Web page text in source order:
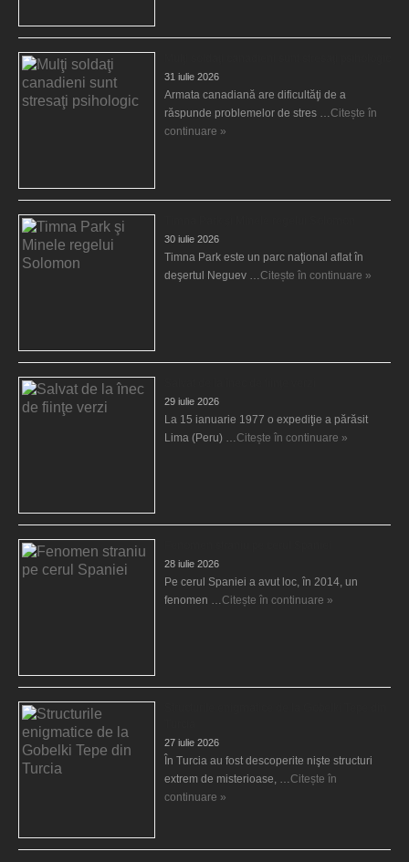
31 iulie 2026
Armata canadiană are dificultăţi de a
răspunde problemelor de stres …Citește în
continuare »
30 iulie 2026
Timna Park este un parc naţional aflat în
deşertul Neguev …Citește în continuare »
29 iulie 2026
La 15 ianuarie 1977 o expediţie a părăsit
Lima (Peru) …Citește în continuare »
28 iulie 2026
Pe cerul Spaniei a avut loc, în 2014, un
fenomen …Citește în continuare »
27 iulie 2026
În Turcia au fost descoperite nişte structuri
extrem de misterioase, …Citește în
continuare »